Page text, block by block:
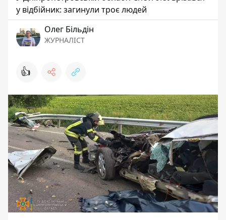
у відбійник: загинули троє людей
Олег Більдін
ЖУРНАЛІСТ
👍